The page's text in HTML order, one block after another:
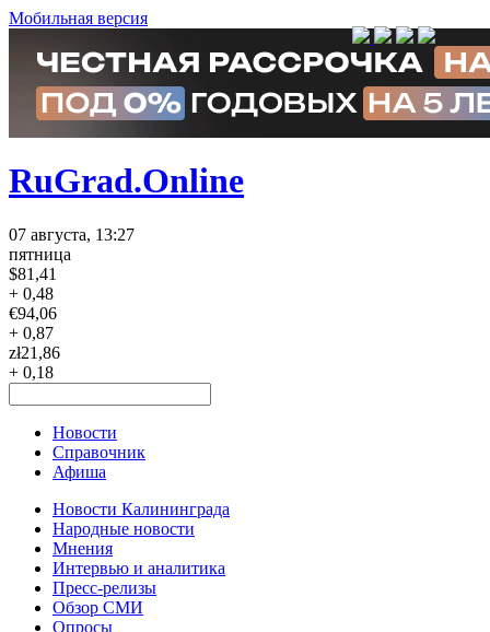
Мобильная версия
RuGrad.Online
07 августа, 13:27
пятница
$81,41
+ 0,48
€94,06
+ 0,87
zł21,86
+ 0,18
Новости
Справочник
Афиша
Новости Калининграда
Народные новости
Мнения
Интервью и аналитика
Пресс-релизы
Обзор СМИ
Опросы